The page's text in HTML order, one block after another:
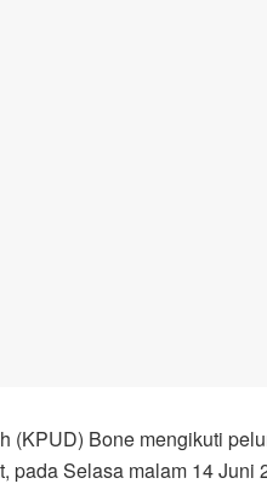
(KPUD) Bone mengikuti
pada Selasa malam 14 Juni